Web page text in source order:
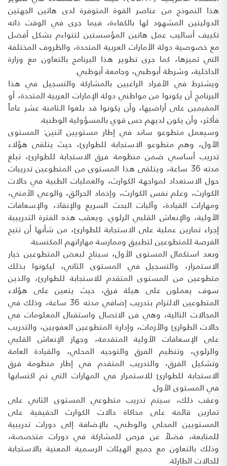
هذا النموذج من عناصر القوة المتوفرة لدى هاتين الجهتين
الدوليتين المشهود لها بالكفاءة، فيما جرى في الوقت ذاته
تكييف أساليب عمل هاتين المؤسستين لتتواءم بشكل أفضل
مع خصوصية دولة الأمارات العربية المتحدة، والظروف المختلفة
التي تميزها، كما جرى تطوير هذا البرنامج بالتعاون مع وزارة
الداخلية، وشرطة أبوظبي، وجامعة أبوظبي.
ويشترط في الأفراد الراغبين بالمشاركة والتسجيل في هذا
البرنامج أن يكونوا من مواطني دولة الإمارات العربية المتحدة، أو
المقيمين على أراضيها، وأن يكونوا قد بلغوا الـثامنة عشر عاماً
فأكثر، وأن يكون لديهم حس قوي بالمسؤولية الوطنية.
وسيعمل متطوعو ساند في إطار مستويين اثنين: المستوى
الأول، وهم متطوعو الاستجابة للطوارئ، حيث يتلقى هؤلاء
تدريب أساسي ضمن منظومة فرق الاستجابة للطوارئ، تبلغ
مدته 36 ساعة، ويتلقى هذا المستوى من المتطوعين تدريبات
حول الاستعداد لمواجهة الكوارث، والعمليات الطبية في حالات
الكوارث، وعلم نفس الكوارث، وإخماد الحرائق، والوعي الأمني،
ومهارات القيادة، وآليات البحث السريع والإنقاذ، والإسعافات
الأولية، والإنعاش القلبي الرئوي. ويعقب هذه الفترة التدريبية
إجراء تمارين عملية على الاستجابة للطوارئ، من شأنها أن تتيح
الفرصة للمتطوعين لتطبيق وممارسة مهاراتهم المكتسبة.
وبعد استكمال المستوى الأول، سيتاح لبعض المتطوعين خيار
الاستمرار، والتسجيل في المستوى الثاني، ليكونوا بذلك
متطوعين من المستوى المتقدم للاستجابة للطوارئ، والذين
سوف يعملون على هيئة فرق، حيث يتعين على هؤلاء
المتطوعين الالتزام بتدريب إضافي مدته 36 ساعة، وذلك في
المجالات التالية، وهي فن الاتصال واستقبال المعلومات في
حالات الطوارئ والأزمات، وإدارة المتطوعين العفويين، والتدريب
على الإسعافات الأولية المتقدمة، وجهاز الإنعاش القلبي
والرئوي، وتنظيم الفرق والتوجيه المحلي، والقيادة العامة
وتشكيل الفرق، والتدريب المتقدم في إطار منظومة فرق
الاستجابة للطوارئ للاستمرار في المهارات التي تم اكتسابها
في المستوى الأول.
وعقب ذلك، سيتم تدريب متطوعي المستوى الثاني على
تمارين قائمة على محاكاة حالات الكوارث الحقيقية على
المستويين المحلي والوطني، بالإضافة إلى دورات تدريبية
للمتابعة، فضلاً عن فرص للمشاركة في دورات متخصصة،
وذلك بالتعاون مع جميع الهيئات الرسمية المعنية بالاستجابة
للحالات الطارئة.